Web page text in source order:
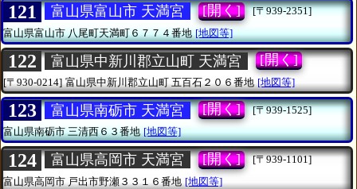
121 富山県富山市 天満宮 [開く]
[〒939-2351]
富山県富山市八尾町天満町６７７４番地 [地図等]
122 富山県中新川郡立山町 天満宮 [開く]
[〒930-0214] 富山県中新川郡立山町五百石２０６番地 [地図等]
123 富山県南砺市 天満宮 [開く]
[〒939-1525]
富山県南砺市三清西６３番地 [地図等]
124 富山県高岡市 天満宮 [開く]
[〒939-1101]
富山県高岡市 戸出市野瀬３３１６番地 [地図等]